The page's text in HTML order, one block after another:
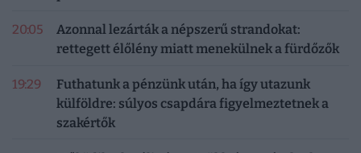
20:05
Azonnal lezárták a népszerű strandokat:
rettegett élőlény miatt menekülnek a fürdőzők
19:29
Futhatunk a pénzünk után, ha így utazunk
külföldre: súlyos csapdára figyelmeztetnek a
szakértők